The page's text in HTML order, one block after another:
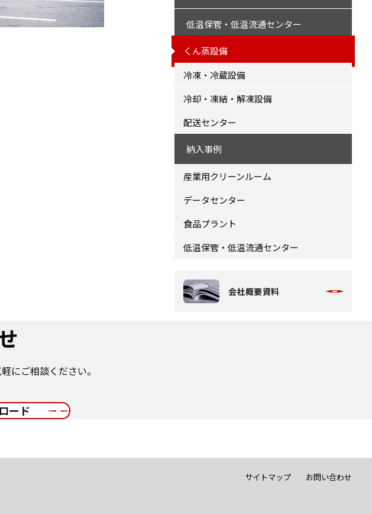
低温保管・低温流通センター
くん蒸設備
冷凍・冷蔵設備
冷却・凍結・解凍設備
配送センター
納入事例
産業用クリーンルーム
データセンター
食品プラント
低温保管・低温流通センター
会社概要資料
にご相談ください。
ード
サイトマップ お問い合わせ